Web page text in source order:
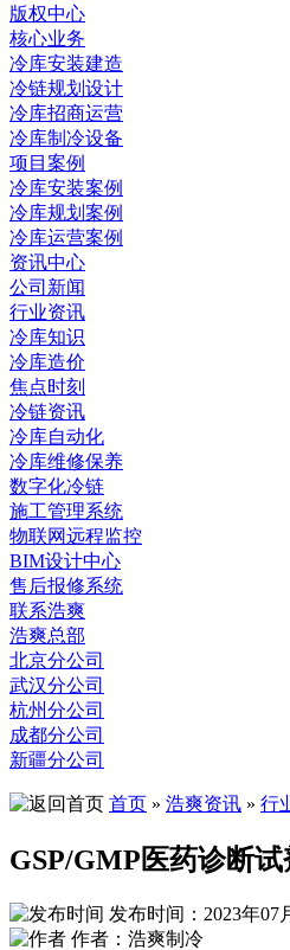
版权中心
核心业务
冷库安装建造
冷链规划设计
冷库招商运营
冷库制冷设备
项目案例
冷库安装案例
冷库规划案例
冷库运营案例
资讯中心
公司新闻
行业资讯
冷库知识
冷库造价
焦点时刻
冷链资讯
冷库自动化
冷库维修保养
数字化冷链
施工管理系统
物联网远程监控
BIM设计中心
售后报修系统
联系浩爽
浩爽总部
北京分公司
武汉分公司
杭州分公司
成都分公司
新疆分公司
首页 » 浩爽资讯 » 行
GSP/GMP医药诊断
发布时间：2023年07
作者：浩爽制冷